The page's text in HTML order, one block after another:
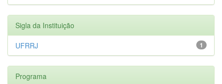
Sigla da Instituição
1
UFRRJ
Programa